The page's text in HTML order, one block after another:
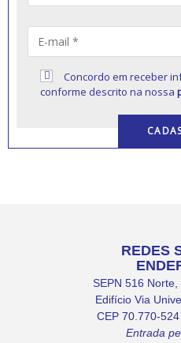
Concordo em receber
conforme descrito na nossa
REDES
SEPN 516 Norte,
Edifício Via
CEP 70.770-
Entrada